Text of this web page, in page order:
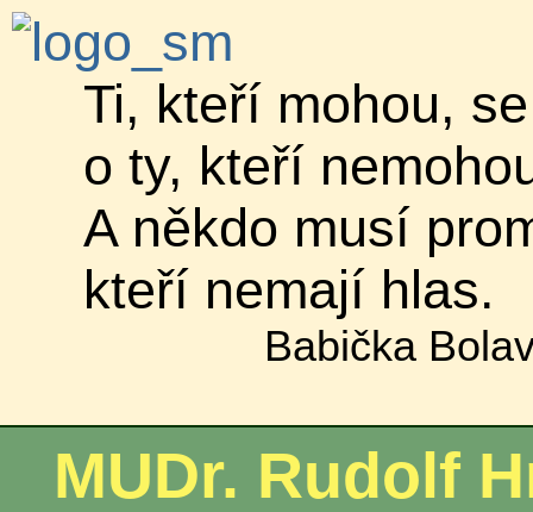
Ti, kteří mohou,
o ty, kteří
A někdo musí
kteří nemají hlas.
Babička
MUDr. Rudolf